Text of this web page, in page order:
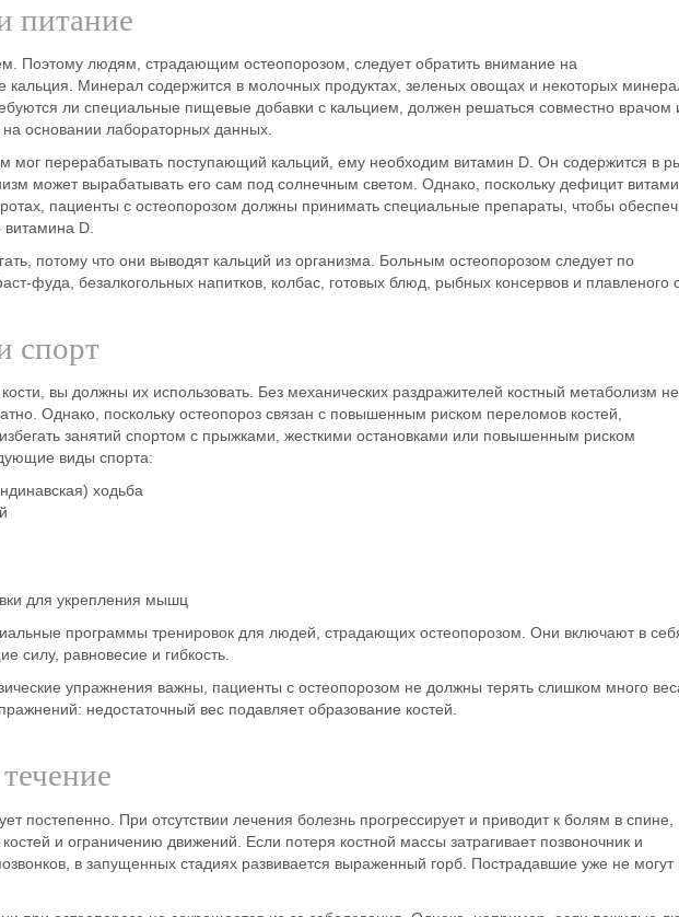
питание
Поэтому людям, страдающим остеопорозом, следует обратить внимание на
кальция . Минерал содержится в молочных продуктах, зеленых овощах и некоторых
ли специальные пищевые добавки с кальцием, должен решаться совместно врачом
основании лабораторных данных.
мог перерабатывать поступающий кальций, ему необходим витамин D. Он содержится в
может вырабатывать его сам под солнечным светом . Однако, поскольку дефицит
пациенты с остеопорозом должны принимать специальные препараты, чтобы
витамина D.
потому что они выводят кальций из организма. Больным остеопорозом следует по
фуда, безалкогольных напитков, колбас, готовых блюд, рыбных консервов и плавленого
спорт
вы должны их использовать. Без механических раздражителей костный метаболизм
Однако, поскольку остеопороз связан с повышенным риском переломов костей,
занятий спортом с прыжками, жесткими остановками или повышенным риском
виды спорта:
ходьба
для укрепления мышц
программы тренировок для людей, страдающих остеопорозом. Они включают в
силу, равновесие и гибкость.
упражнения важны, пациенты с остеопорозом не должны терять слишком много
недостаточный вес подавляет образование костей.
постепенно. При отсутствии лечения болезнь прогрессирует и приводит к болям в спине,
и ограничению движений. Если потеря костной массы затрагивает позвоночник и
в запущенных стадиях развивается выраженный горб. Пострадавшие уже не могут